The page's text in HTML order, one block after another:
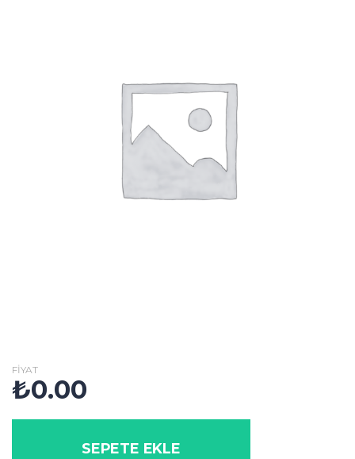
FIYAT
₺0.00
SEPETE EKLE